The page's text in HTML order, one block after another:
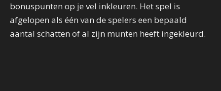
bonuspunten op je vel inkleuren. Het spel is
afgelopen als één van de spelers een bepaald
aantal schatten of al zijn munten heeft ingekleurd.